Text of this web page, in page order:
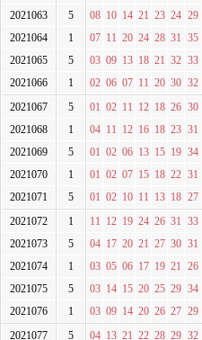
2021063
5 08 10 14 21 23 24 29
2021064
1 07 11 20 24 28 31 35
2021065
5 03 09 13 18 21 32 33
2021066
1 02 06 07 11 20 30 32
2021067
5 01 02 11 12 18 26 30
2021068
1 04 11 12 16 18 23 31
2021069
5 01 02 06 13 15 19 34
2021070
1 01 02 07 15 18 22 31
2021071
5 01 02 10 11 13 18 27
2021072
1 11 12 19 24 26 31 33
2021073
5 04 17 20 21 27 30 31
2021074
1 03 05 06 17 19 21 26
2021075
5 03 14 15 20 25 29 34
2021076
1 03 09 14 20 26 27 29
2021077
5 04 13 21 22 28 29 32